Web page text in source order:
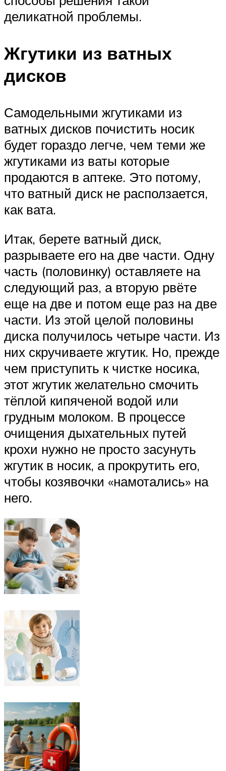
деликатной проблемы.
Жгутики из ватных
дисков
Самодельными жгутиками из
ватных дисков почистить носик
будет гораздо легче, чем теми же
жгутиками из ваты которые
продаются в аптеке. Это потому,
что ватный диск не расползается,
как вата.
Итак, берете ватный диск,
разрываете его на две части. Одну
часть (половинку) оставляете на
следующий раз, а вторую рвёте
еще на две и потом еще раз на две
части. Из этой целой половины
диска получилось четыре части. Из
них скручиваете жгутик. Но, прежде
чем приступить к чистке носика,
этот жгутик желательно смочить
тёплой кипяченой водой или
грудным молоком. В процессе
очищения дыхательных путей
крохи нужно не просто засунуть
жгутик в носик, а прокрутить его,
чтобы козявочки «намотались» на
него.